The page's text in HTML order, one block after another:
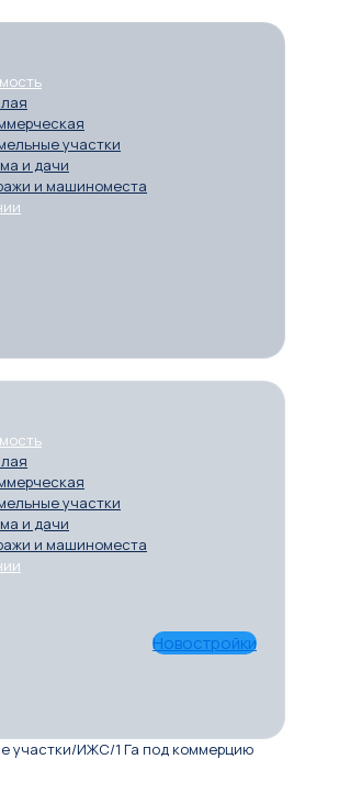
участки
и дачи
и машиноместа
участки
и дачи
и машиноместа
Новостройки
участки/ИЖС/1 Га под коммерцию